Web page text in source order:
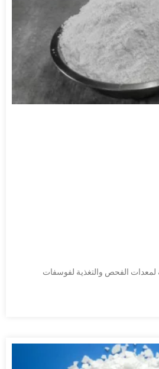
لمعدات الفحص والتغذية لفوسفات